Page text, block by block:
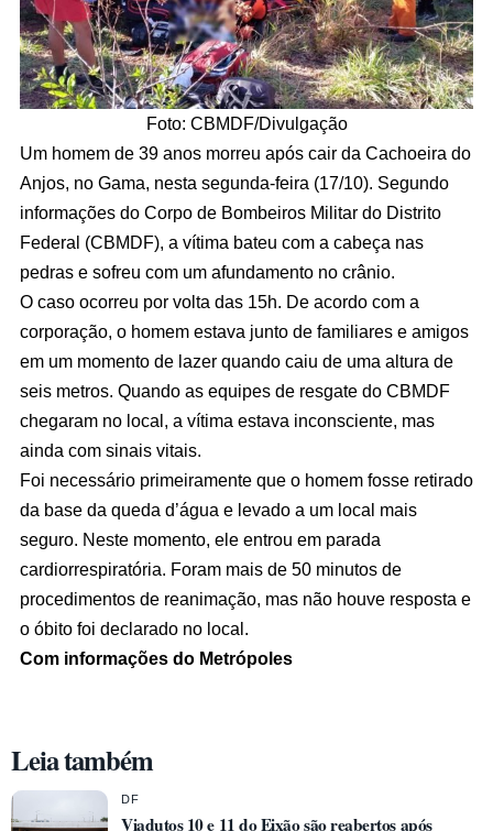
Foto: CBMDF/Divulgação
Um homem de 39 anos morreu após cair da Cachoeira do
Anjos, no Gama, nesta segunda-feira (17/10). Segundo
informações do Corpo de Bombeiros Militar do Distrito
Federal (CBMDF), a vítima bateu com a cabeça nas
pedras e sofreu com um afundamento no crânio.
O caso ocorreu por volta das 15h. De acordo com a
corporação, o homem estava junto de familiares e amigos
em um momento de lazer quando caiu de uma altura de
seis metros. Quando as equipes de resgate do CBMDF
chegaram no local, a vítima estava inconsciente, mas
ainda com sinais vitais.
Foi necessário primeiramente que o homem fosse retirado
da base da queda d’água e levado a um local mais
seguro. Neste momento, ele entrou em parada
cardiorrespiratória. Foram mais de 50 minutos de
procedimentos de reanimação, mas não houve resposta e
o óbito foi declarado no local.
Com informações do Metrópoles
Leia também
DF
Viadutos 10 e 11 do Eixão são reabertos após